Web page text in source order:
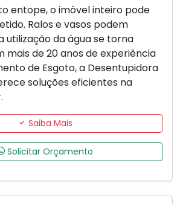
entope, o imóvel inteiro pode
Ralos e vasos podem
utilização da água se torna
mais de 20 anos de experiência
de Esgoto, a Desentupidora
soluções eficientes na
Saiba Mais
Solicitar Orçamento